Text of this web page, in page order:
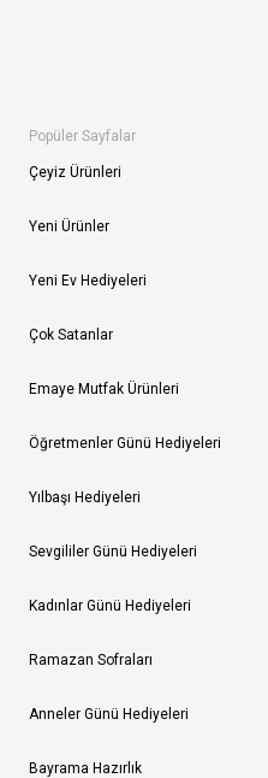
Popüler Sayfalar
Çeyiz Ürünleri
Yeni Ürünler
Yeni Ev Hediyeleri
Çok Satanlar
Emaye Mutfak Ürünleri
Öğretmenler Günü Hediyeleri
Yılbaşı Hediyeleri
Sevgililer Günü Hediyeleri
Kadınlar Günü Hediyeleri
Ramazan Sofraları
Anneler Günü Hediyeleri
Bayrama Hazırlık